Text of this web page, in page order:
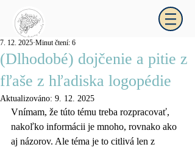
_kráčajpomaly
(Dlhodobé) dojčenie a pitie z
fľaše z hľadiska logopédie
7. 12. 2025 Minut čtení: 6
Aktualizováno: 9. 12. 2025
Vnímam, že túto tému treba rozpracovať,
nakoľko informácii je mnoho, rovnako ako
aj názorov. Ale téma je to citlivá len z